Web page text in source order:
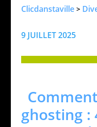
Clicdanstaville>
9 JUILLET 2025
ghosting :